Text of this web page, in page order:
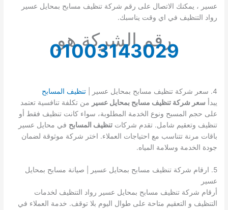
عسير ، يمكنك الاتصال على رقم شركة تنظيف مسابح بمحايل عسير
رواد التنظيف في اي وقت يناسبك.
رقم الشركة هو
01003143029
4. سعر شركة تنظيف مسابح بمحايل عسير |
تنظيف المسابح
يبدأ سعر شركة تنظيف مسابح بمحايل عسير من تكلفة تنافسية تعتمد
على حجم المسبح ونوع الخدمة المطلوبة، سواء كانت تنظيف فقط أو
تنظيف وتعقيم شامل. تقدم شركاتتنظيف المسابح في محايل عسير
باقات مرنة تتناسب مع احتياجات العملاء. اختر شركة موثوقة لضمان
جودة الخدمة وسلامة المياه.
5. ارقام شركة تنظيف مسابح بمحايل عسير | صيانة مسابح بمحايل
عسير
أرقام شركة تنظيف مسابح بمحايل عسير رواد التنظيف لخدمات
التنظيف و التعقيم متاحة على طوال اليوم بلا توقف. خدمة العملاء في